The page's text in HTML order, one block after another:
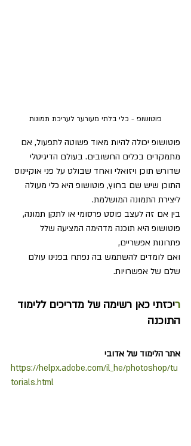
פוטושופ - כלי בלתי מעורער לעריכת תמונות
פוטושופ יכולה להיות מאוד פשוטה לתפעול, אם
מתמקדים בכלים החשובים. בעולם הדיגיטלי
שדורש תוכן ויזואלי ואחד שבולט על פני אוקיינוס
התוכן שיש שם בחוץ, פוטושופ היא כלי מעולה
ליצירת התמונה המושלמת.
בין אם זה לעצב פוסט פרסומי או לתקן תמונה,
פוטושופ היא תוכנה מדהימה המציעה שלל
פתרונות אפשריים,
ואם לומדים להשתמש בה נפתח בפנינו עולם
שלם של אפשרויות.
ריכזתי כאן רשימה של מדריכים ללימוד
התוכנה
אתר הלימוד של אדובי
https://helpx.adobe.com/il_he/photoshop/tu
torials.html